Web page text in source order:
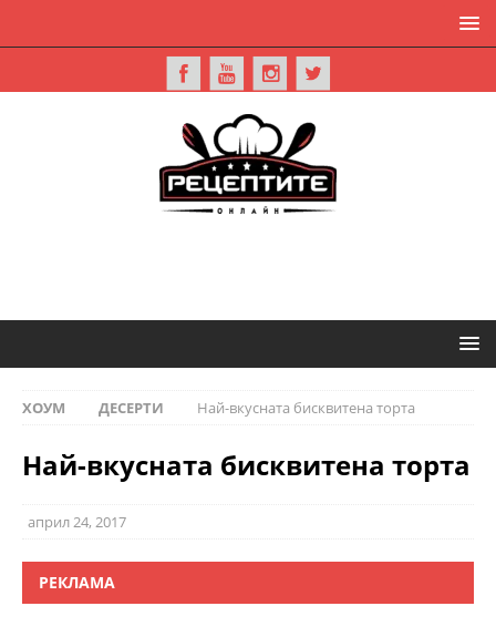
ХОУМ ДЕСЕРТИ Най-вкусната бисквитена торта
Най-вкусната бисквитена торта
април 24, 2017
РЕКЛАМА